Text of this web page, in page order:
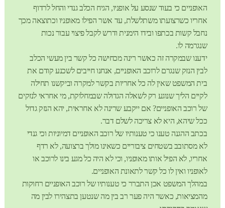
האופניים כי בעוד שנסע על אופניו, הגיח הכלב גנדי והחל לרדוף
אחריו כשרצועתו משתלשלת, עד אשר הפילו מאופניו וכתוצאה מכך
נחבל קשות בכתפו ובידו הימנית ודרש לקבל פיצוי עבור נכות
שנגרמה לו.
ידענו שבמקרה זה כאשר רינה מכחישה כל קשר בין מעשי הכלב
לבין הנזק שנגרם לרוכב האופניים, אנחנו חייבים לשכנע קודם את
בית המשפט שאין לה כל אחריות בקשר למקרה וביקשנו תחילה
לקיים הליך שנוגע רק לשאלה הגדולה שבמחלוקת, מי אחראי לנזקים
של רוכב האופניים? אם ייקבע שרינה לא אחראית, יהא הנזק גדול
ככל שיהא, היא לא צריכה לשלם דבר.
בכתב ההגנה טענו כי טענותיו של רוכב האופניים דמיוניות וכי גנדי
לא מסתובב בשטחים ציבוריים כשאינו מולך ברצועה, לא רדף
אחריו, לא הפיל אותו מאופניו, וכי לא היה כל מגע בינו לרוכב או
לאופניו ואין לו כל קשר לתאונת האופניים.
במהלך המשפט אכן התברר כי טענותיו של רוכב האופניים רחוקות
מהמציאות, כאשר היה פער רב בין מה שנטען בתצהירו לבין מה